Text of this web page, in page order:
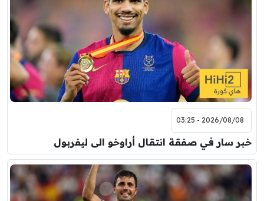
2026/08/08 - 03:25
خبر سار في صفقة انتقال أراوخو الى ليفربول